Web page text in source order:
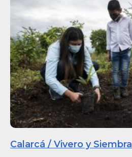
Calarcá / Vivero y Siembra